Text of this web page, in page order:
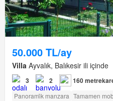
50.000 TL/ay
Villa Ayvalık, Balıkesir ili içinde
3 2 160
Panorami̇k manzara Tamamen